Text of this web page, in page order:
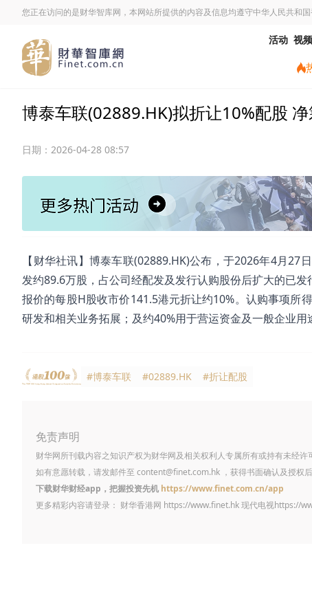
您正在访问的是财华智库网，本网站所提供的内容及信息均遵守中华人民共和国
活动 视频
博泰车联(02889.HK)拟折让10%配股
日期： 2026-04-28 08:57
【财华社讯】博泰车联(02889.HK)公布，于2026年4月
发约89.6万股，占公司经配发及发行认购股份后扩大的已
报价的每股H股收市价141.5港元折让约10%。认购事项所
研发和相关业务拓展；及约40%用于营运资金及一般企业用
#博泰车联 #02889.HK #折让配股
免责声明
财华网所刊载内容之知识产权为财华网及相关权利人专属所有或持有未经许
如有意愿转载，请发邮件至 content@finet.com.hk ，获得书面确认及授权
下载财华财经app，把握投资先机 https://www.finet.com.cn/app
更多精彩内容请登录： 财华香港网 https://www.finet.hk现代电视https://